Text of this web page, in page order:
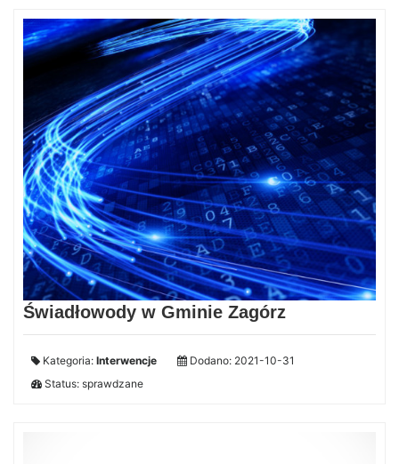
Świadłowody w Gminie Zagórz
Kategoria: Interwencje
Dodano: 2021-10-31
Status: sprawdzane